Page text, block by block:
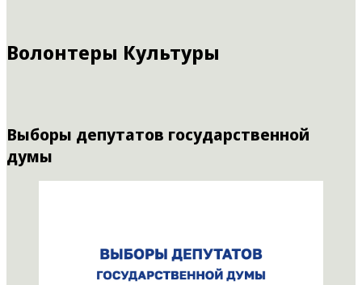
Волонтеры Культуры
Выборы депутатов государственной
думы